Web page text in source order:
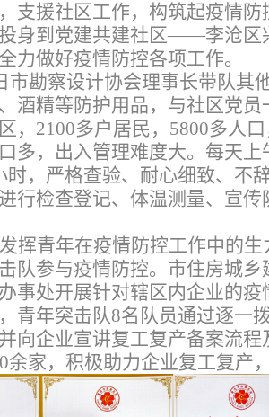
支援社区工作，构筑起疫情
身到党建共建社区——李沧区
力做好疫情防控各项工作。
市勘察设计协会理事长带队其
酒精等防护用品，与社区党
，2100多户居民，5800多人
多，出入管理难度大。每天
时，严格查验、耐心细致、不
行检查登记、体温测量、宣
挥青年在疫情防控工作中的
队参与疫情防控。市住房城
事处开展针对辖区内企业的
青年突击队8名队员通过逐一
向企业宣讲复工复产备案流
余家，积极助力企业复工复产